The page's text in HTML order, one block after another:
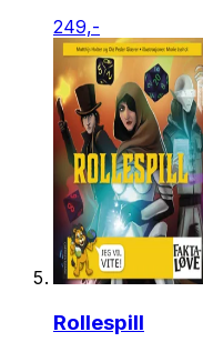
249,-
Rollespill